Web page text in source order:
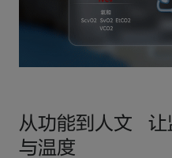
从功能到人文 让
与温度